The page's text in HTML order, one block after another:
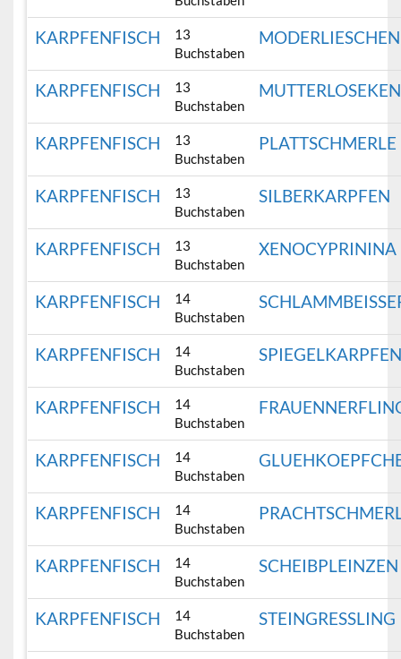
KARPFENFISCH
13
Buchstaben
MODERLIESCHEN
KARPFENFISCH
13
Buchstaben
MUTTERLOSEKEN
KARPFENFISCH
13
Buchstaben
PLATTSCHMERLE
KARPFENFISCH
13
Buchstaben
SILBERKARPFEN
KARPFENFISCH
13
Buchstaben
XENOCYPRININA
KARPFENFISCH
14
Buchstaben
KARPFENFISCH
14
Buchstaben
KARPFENFISCH
14
Buchstaben
KARPFENFISCH
14
Buchstaben
KARPFENFISCH
14
Buchstaben
KARPFENFISCH
14
Buchstaben
SCHEIBPLEINZEN
KARPFENFISCH
14
Buchstaben
STEINGRESSLING